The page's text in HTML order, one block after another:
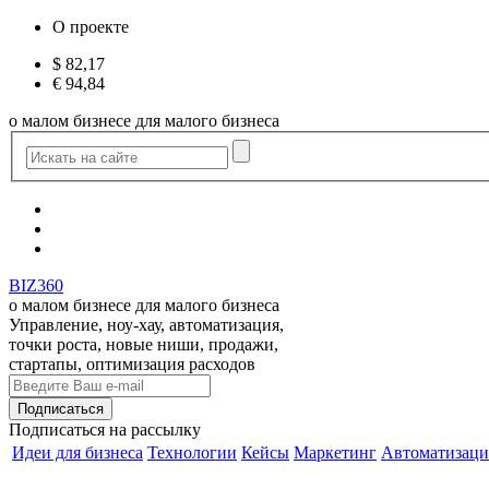
О проекте
$ 82,17
€ 94,84
о малом бизнесе для малого бизнеса
BIZ360
о малом бизнесе для малого бизнеса
Управление, ноу-хау, автоматизация,
точки роста, новые ниши, продажи,
стартапы, оптимизация расходов
Подписаться на рассылку
Идеи для бизнеса Технологии Кейсы Маркетинг